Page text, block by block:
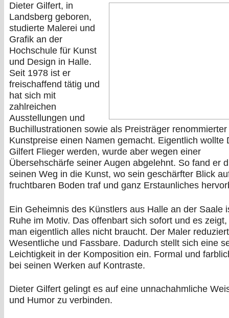
Dieter Gilfert, in
Landsberg geboren,
studierte Malerei und
Grafik an der
Hochschule für Kunst
und Design in Halle.
Seit 1978 ist er
freischaffend tätig und
hat sich mit
zahlreichen
Ausstellungen und
Buchillustrationen sowie als Preisträger renommierter
Kunstpreise einen Namen gemacht. Eigentlich wollte
Gilfert Flieger werden, wurde aber wegen einer
Übersehschärfe seiner Augen abgelehnt. So fand er
seinen Weg in die Kunst, wo sein geschärfter Blick
fruchtbaren Boden traf und ganz Erstaunliches
Ein Geheimnis des Künstlers aus Halle an der Saale
Ruhe im Motiv. Das offenbart sich sofort und es
man eigentlich alles nicht braucht. Der Maler
Wesentliche und Fassbare. Dadurch stellt sich eine
Leichtigkeit in der Komposition ein. Formal und
bei seinen Werken auf Kontraste.
Dieter Gilfert gelingt es auf eine unnachahmliche
und Humor zu verbinden.